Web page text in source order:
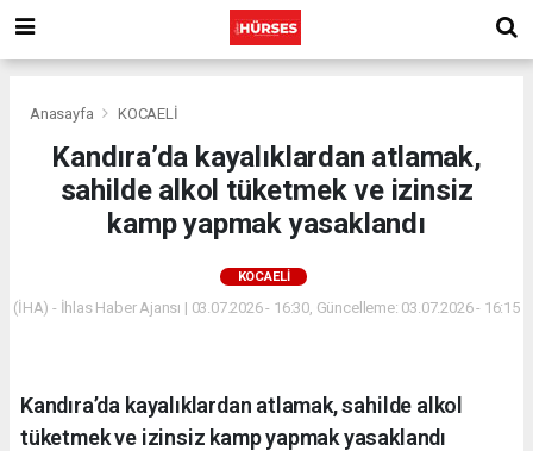
Anasayfa KOCAELİ
Kandıra’da kayalıklardan atlamak,
sahilde alkol tüketmek ve izinsiz
kamp yapmak yasaklandı
KOCAELİ
(İHA) - İhlas Haber Ajansı | 03.07.2026 - 16:30, Güncelleme: 03.07.2026 - 16:15
Kandıra’da kayalıklardan atlamak, sahilde alkol
tüketmek ve izinsiz kamp yapmak yasaklandı